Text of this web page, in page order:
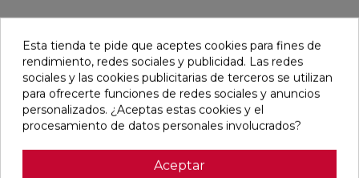
Pensamos que te puede interesar
favorite favorite favorite
Esta tienda te pide que aceptes cookies para fines de
rendimiento, redes sociales y publicidad. Las redes
sociales y las cookies publicitarias de terceros se utilizan
para ofrecerte funciones de redes sociales y anuncios
personalizados. ¿Aceptas estas cookies y el
procesamiento de datos personales involucrados?
Aceptar